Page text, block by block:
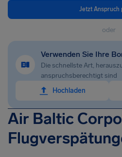
Jetzt Anspruch
oder
Verwenden Sie Ihre
Die schnellste Art,
anspruchsberechtigt sind
Hochladen
Air Baltic